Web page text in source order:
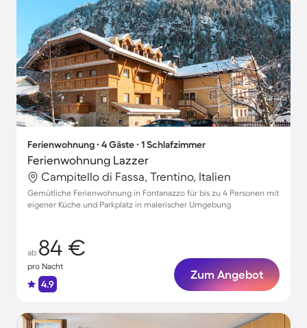
Ferienwohnung ∙ 4 Gäste ∙ 1 Schlafzimmer
Ferienwohnung Lazzer
Campitello di Fassa, Trentino, Italien
Gemütliche Ferienwohnung in Fontanazzo für bis zu 4 Personen mit
eigener Küche und Parkplatz in malerischer Umgebung
ab 84 €
pro Nacht
4.9
Zum Angebot